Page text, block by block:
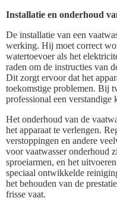
Installatie en onderhoud
De installatie van een
werking. Hij moet correct
watertoevoer als het
raden om de instructies van
Dit zorgt ervoor dat het
toekomstige problemen. Bij
professional een verstandige
Het onderhoud van de
het apparaat te verlengen.
verstoppingen en andere
voor vaatwasser onderhoud
sproeiarmen, en het
speciaal ontwikkelde
het behouden van de
frisse vaat.